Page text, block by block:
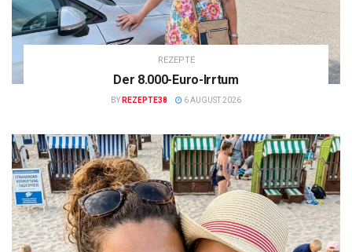
REZEPTE
Der 8.000-Euro-Irrtum
BY REZEPTE38 6 AUGUST 2026